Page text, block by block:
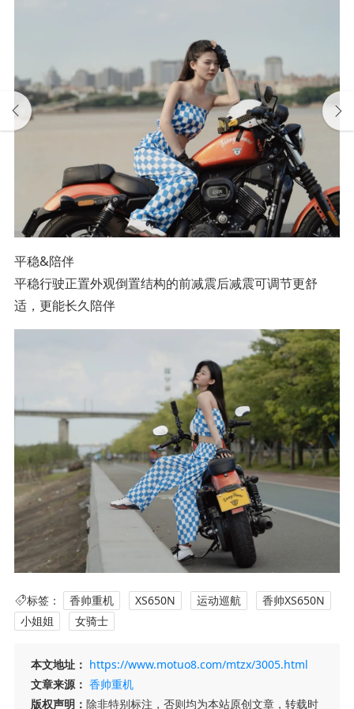
平稳&陪伴
平稳行驶正置外观倒置结构的前减震后减震可调节更舒
适，更能长久陪伴
标签： 香帅重机 XS650N 运动巡航
香帅XS650N
小姐姐
女骑士
本文地址： https://www.motuo8.com/mtzx/3005.html
文章来源： 香帅重机
版权声明： 除非特别标注，否则均为本站原创文章，转载时